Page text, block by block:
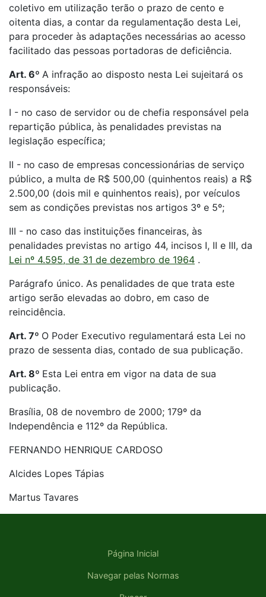
coletivo em utilização terão o prazo de cento e
oitenta dias, a contar da regulamentação desta Lei,
para proceder às adaptações necessárias ao acesso
facilitado das pessoas portadoras de deficiência.
Art. 6º A infração ao disposto nesta Lei sujeitará os
responsáveis:
I - no caso de servidor ou de chefia responsável pela
repartição pública, às penalidades previstas na
legislação específica;
II - no caso de empresas concessionárias de serviço
público, a multa de R$ 500,00 (quinhentos reais) a R$
2.500,00 (dois mil e quinhentos reais), por veículos
sem as condições previstas nos artigos 3º e 5º;
III - no caso das instituições financeiras, às
penalidades previstas no artigo 44, incisos I, II e III, da
Lei nº 4.595, de 31 de dezembro de 1964 .
Parágrafo único. As penalidades de que trata este
artigo serão elevadas ao dobro, em caso de
reincidência.
Art. 7º O Poder Executivo regulamentará esta Lei no
prazo de sessenta dias, contado de sua publicação.
Art. 8º Esta Lei entra em vigor na data de sua
publicação.
Brasília, 08 de novembro de 2000; 179º da
Independência e 112º da República.
FERNANDO HENRIQUE CARDOSO
Alcides Lopes Tápias
Martus Tavares
Página Inicial
Navegar pelas Normas